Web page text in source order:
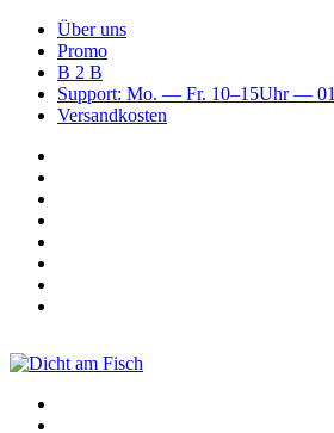
Über uns
Promo
B 2 B
Support: Mo. — Fr. 10–15Uhr —
Versandkosten